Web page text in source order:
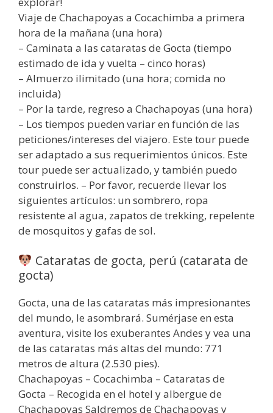
Viaje de Chachapoyas a Cocachimba a primera
hora de la mañana (una hora)
– Caminata a las cataratas de Gocta (tiempo
estimado de ida y vuelta – cinco horas)
– Almuerzo ilimitado (una hora; comida no
incluida)
– Por la tarde, regreso a Chachapoyas (una hora)
– Los tiempos pueden variar en función de las
peticiones/intereses del viajero. Este tour puede
ser adaptado a sus requerimientos únicos. Este
tour puede ser actualizado, y también puedo
construirlos. – Por favor, recuerde llevar los
siguientes artículos: un sombrero, ropa
resistente al agua, zapatos de trekking, repelente
de mosquitos y gafas de sol.
Cataratas de gocta, perú (catarata de
gocta)
Gocta, una de las cataratas más impresionantes
del mundo, le asombrará. Sumérjase en esta
aventura, visite los exuberantes Andes y vea una
de las cataratas más altas del mundo: 771
metros de altura (2.530 pies).
Chachapoyas – Cocachimba – Cataratas de
Gocta – Recogida en el hotel y albergue de
Chachapoyas Saldremos de Chachapoyas y